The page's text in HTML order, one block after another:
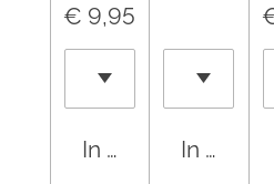
€ 9,95
In winkelwagen
In